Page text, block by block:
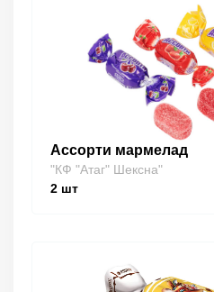
Ассорти мармелад
"КФ "Атаг" Шексна"
2 шт